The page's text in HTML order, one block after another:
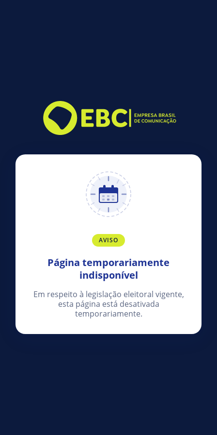
AVISO
Página temporariamente
indisponível
Em respeito à legislação eleitoral vigente,
esta página está desativada
temporariamente.